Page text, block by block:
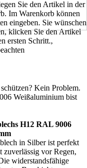
Sie den Artikel in der
Im Warenkorb können
eingeben. Sie wünschen
klicken Sie den Artikel
ersten Schritt.,
Kein Problem.
Weißaluminium bist
H12 RAL 9006
in Silber ist perfekt
zuverlässig vor Regen,
widerstandsfähige